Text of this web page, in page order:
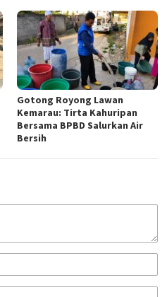
Gotong Royong Lawan
Kemarau: Tirta Kahuripan
Bersama BPBD Salurkan Air
Bersih